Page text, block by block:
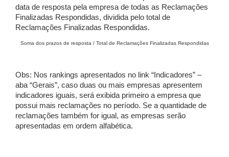
data de resposta pela empresa de todas as Reclamações
Finalizadas Respondidas, dividida pelo total de
Reclamações Finalizadas Respondidas.
Soma dos prazos de resposta / Total de Reclamações Finalizadas Respondidas
Obs: Nos rankings apresentados no link “Indicadores” –
aba “Gerais”, caso duas ou mais empresas apresentem
indicadores iguais, será exibida primeiro a empresa que
possui mais reclamações no período. Se a quantidade de
reclamações também for igual, as empresas serão
apresentadas em ordem alfabética.